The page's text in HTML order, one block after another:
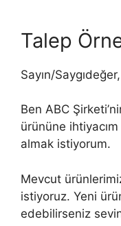
Talep
Sayın/Saygıdeğer,
Ben ABC
ürününe
almak istiyorum.
Mevcut
istiyoruz. Yeni
edebilirseniz